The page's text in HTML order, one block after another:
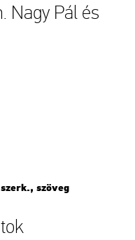
Nagy Pál és
szöveg